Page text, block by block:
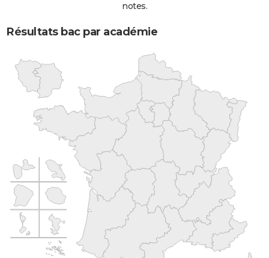
notes.
Résultats bac par académie